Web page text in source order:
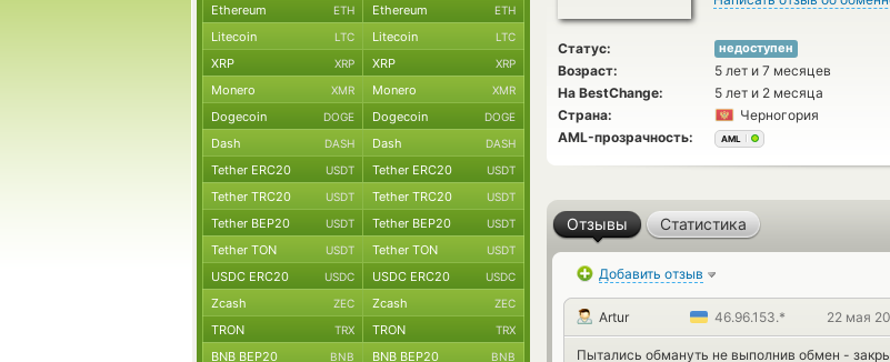
Статус: недоступен
Возраст: 5 лет и 7 месяцев
На BestChange: 5 лет и 2 месяца
Страна:
Черногория
AML-прозрачность:
AML
Отзывы Статистика
Добавить отзыв
Artur 46.96.153.* 22 мая
Пытались обмануть не выполнив обмен -
Ethereum ETH Ethereum ETH
Litecoin LTC Litecoin LTC
XRP XRP XRP XRP
Monero XMR Monero XMR
Dogecoin DOGE Dogecoin DOGE
Dash DASH Dash DASH
Tether ERC20 USDT Tether ERC20 USDT
Tether TRC20 USDT Tether TRC20 USDT
Tether BEP20 USDT Tether BEP20 USDT
Tether TON USDT Tether TON USDT
USDC ERC20 USDC USDC ERC20 USDC
Zcash ZEC Zcash ZEC
TRON TRX TRON TRX
BNB BEP20 BNB BNB BEP20 BNB